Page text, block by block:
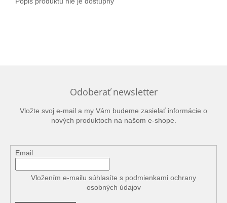
Odoberať newsletter
Vložte svoj e-mail a my Vám budeme zasielať informácie o
nových produktoch na našom e-shope.
Email
Vložením e-mailu súhlasíte s podmienkami ochrany
osobných údajov